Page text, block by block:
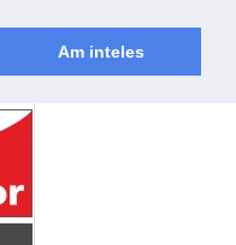
Am inteles